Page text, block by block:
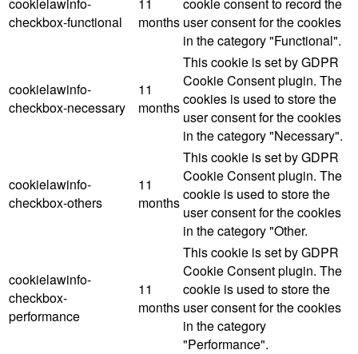
checkbox-functional
months user consent for the cookies
in the category "Functional".
cookielawinfo-
checkbox-necessary
11
months
This cookie is set by GDPR
Cookie Consent plugin. The
cookies is used to store the
user consent for the cookies
in the category "Necessary".
cookielawinfo-
checkbox-others
11
months
This cookie is set by GDPR
Cookie Consent plugin. The
cookie is used to store the
user consent for the cookies
in the category "Other.
cookielawinfo-
checkbox-
performance
11
months
This cookie is set by GDPR
Cookie Consent plugin. The
cookie is used to store the
user consent for the cookies
in the category
"Performance".